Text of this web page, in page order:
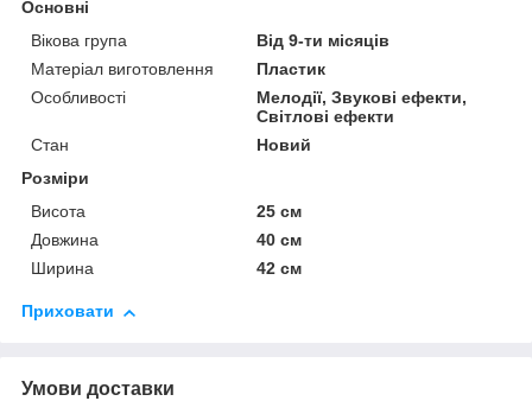
Основні
Вікова група
Від 9-ти місяців
Матеріал виготовлення
Пластик
Особливості
Мелодії, Звукові ефекти,
Світлові ефекти
Стан
Новий
Розміри
Висота
25 см
Довжина
40 см
Ширина
42 см
Приховати
Умови доставки